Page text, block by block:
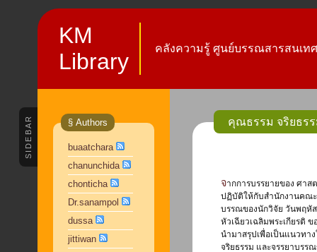
KM
Library
คลังความรู้ ศูนย์บรรณสารสนเท
SIDEBAR § Authors
buaatchara
chanunchida
chonticha
Dr.sanampol
dussa
jittiwan
คุณธรรม จริยธร
จากการบรรยายของ ศาสตราจารย์ ดร. อังศุมาลย์ จันทราปัตย์ หัวหน้าคณะผู้จัดทำจรรยาวิชาชีพและแนวทาง
ปฏิบัติให้กับสำนักงานคณะ
บรรณของนักวิจัย วันพฤหั
หัวเฉียวเฉลิมพระเกียรติ
นำมาสรุปเพื่อเป็นแนวทา
จริยธรรม และจรรยาบรร